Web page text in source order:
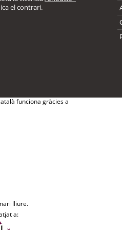
el contrari.
funciona gràcies a
lliure.
a: